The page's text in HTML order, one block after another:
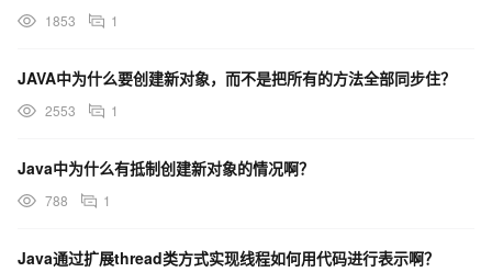
1853 1
JAVA中为什么要创建新对象，而不是把所有的方法全部同步住？
2553 1
Java中为什么有抵制创建新对象的情况啊？
788 1
Java通过扩展thread类方式实现线程如何用代码进行表示啊？